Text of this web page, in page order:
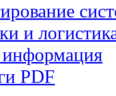
и
информация
PDF